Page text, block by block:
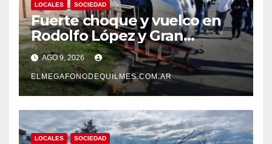
LOCALES SOCIEDAD
Fuerte choque y vuelco en
Rodolfo López y Gran
Canaria, Quilmes Oeste
AGO 9, 2026
ELMEGAFONODEQUILMES.COM.AR
LOCALES SOCIEDAD